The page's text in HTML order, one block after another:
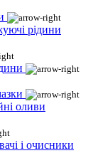
рідини
оливи
і очисники